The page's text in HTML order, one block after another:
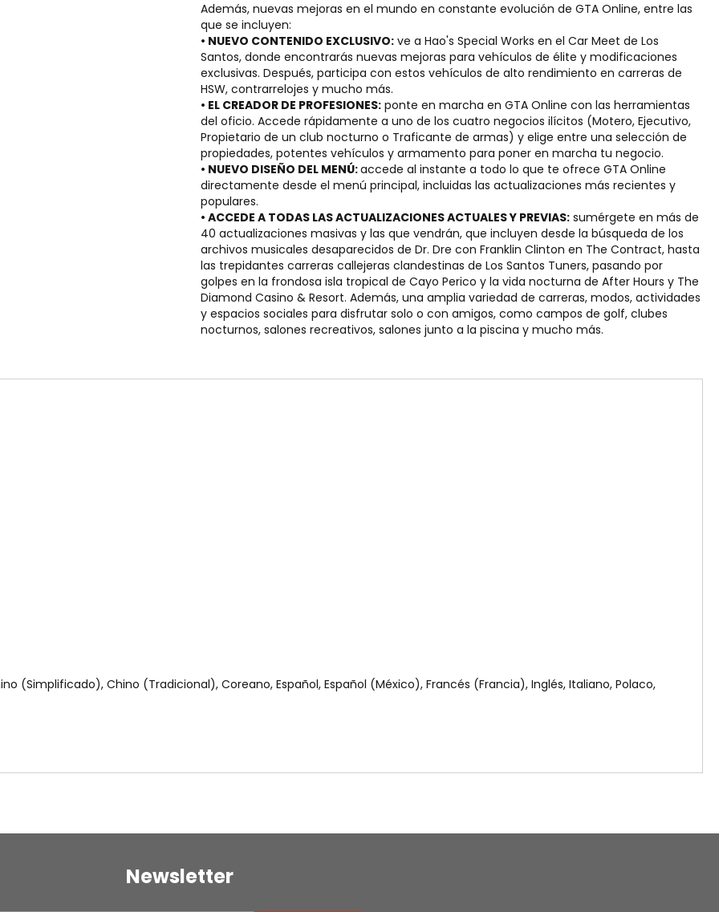
Además, nuevas mejoras en el mundo en constante evolución de GTA Online, entre las
que se incluyen:
• NUEVO CONTENIDO EXCLUSIVO: ve a Hao's Special Works en el Car Meet de Los
Santos, donde encontrarás nuevas mejoras para vehículos de élite y modificaciones
exclusivas. Después, participa con estos vehículos de alto rendimiento en carreras de
HSW, contrarrelojes y mucho más.
• EL CREADOR DE PROFESIONES: ponte en marcha en GTA Online con las herramientas
del oficio. Accede rápidamente a uno de los cuatro negocios ilícitos (Motero, Ejecutivo,
Propietario de un club nocturno o Traficante de armas) y elige entre una selección de
propiedades, potentes vehículos y armamento para poner en marcha tu negocio.
• NUEVO DISEÑO DEL MENÚ:accede al instante a todo lo que te ofrece GTA Online
directamente desde el menú principal, incluidas las actualizaciones más recientes y
populares.
• ACCEDE A TODAS LAS ACTUALIZACIONES ACTUALES Y PREVIAS: sumérgete en más de
40 actualizaciones masivas y las que vendrán, que incluyen desde la búsqueda de los
archivos musicales desaparecidos de Dr. Dre con Franklin Clinton en The Contract, hasta
las trepidantes carreras callejeras clandestinas de Los Santos Tuners, pasando por
golpes en la frondosa isla tropical de Cayo Perico y la vida nocturna de After Hours y The
Diamond Casino & Resort. Además, una amplia variedad de carreras, modos, actividades
y espacios sociales para disfrutar solo o con amigos, como campos de golf, clubes
nocturnos, salones recreativos, salones junto a la piscina y mucho más.
(Simplificado), Chino (Tradicional), Coreano, Español, Español (México), Francés (Francia), Inglés, Italiano, Polaco,
Newsletter